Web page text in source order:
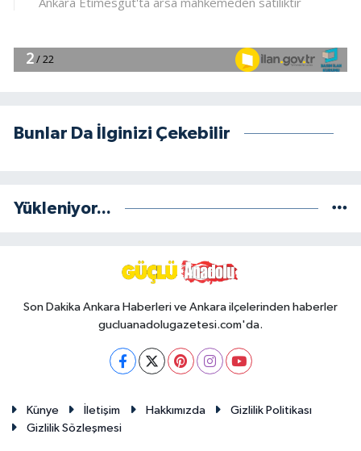
Bunlar Da İlginizi Çekebilir
Yükleniyor...
Son Dakika Ankara Haberleri ve Ankara ilçelerinden haberler
gucluanadolugazetesi.com'da.
Künye İletişim Hakkımızda
Gizlilik Politikası
Gizlilik Sözleşmesi